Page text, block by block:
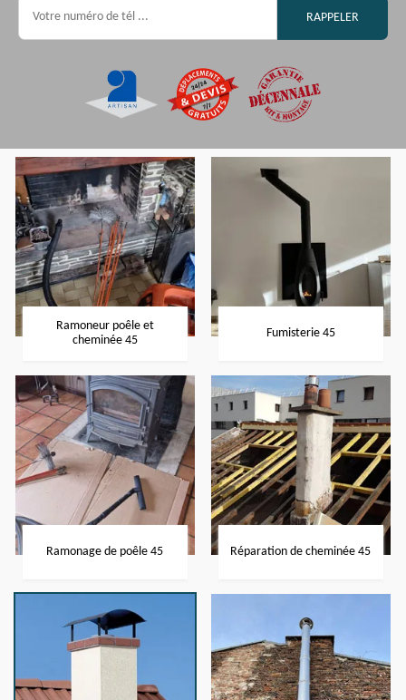
Ramoneur poêle et
cheminée 45
Fumisterie 45
Ramonage de poêle 45 Réparation de cheminée 45